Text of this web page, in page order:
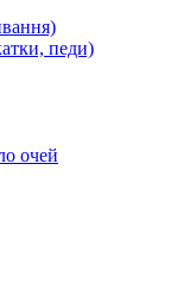
педи)
очей